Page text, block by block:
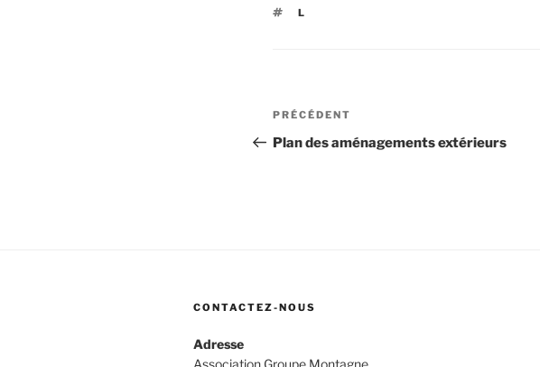
ÉTIQUETTES
L
Navigation
de
Article
précédent
PRÉCÉDENT
Plan des aménagements extérieurs
CONTACTEZ-NOUS
Adresse